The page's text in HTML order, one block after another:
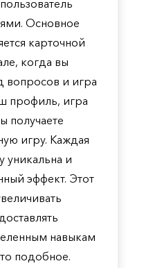
Основное
карточной
когда вы
вопросов и игра
профиль, игра
получаете
игру. Каждая
уникальна и
эффект. Этот
навыкам
подобное.